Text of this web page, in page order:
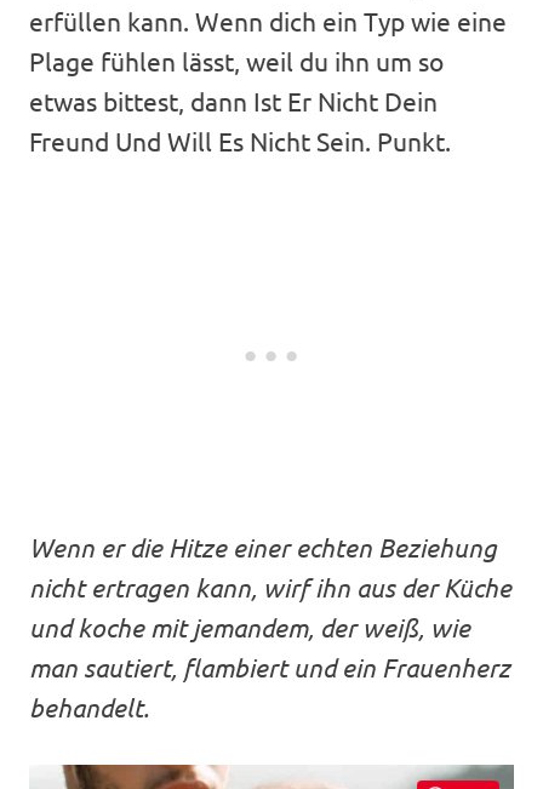
erfüllen kann. Wenn dich ein Typ wie eine
Plage fühlen lässt, weil du ihn um so
etwas bittest, dann Ist Er Nicht Dein
Freund Und Will Es Nicht Sein. Punkt.
Wenn er die Hitze einer echten Beziehung
nicht ertragen kann, wirf ihn aus der Küche
und koche mit jemandem, der weiß, wie
man sautiert, flambiert und ein Frauenherz
behandelt.